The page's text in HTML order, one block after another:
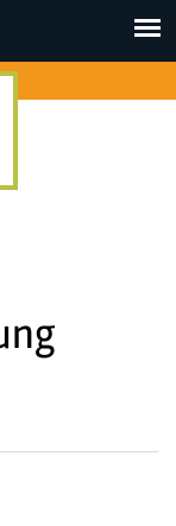
Toggle